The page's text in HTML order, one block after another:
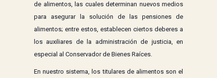
de alimentos, las cuales determinan nuevos medios
para asegurar la solución de las pensiones de
alimentos; entre estos, establecen ciertos deberes a
los auxiliares de la administración de justicia, en
especial al Conservador de Bienes Raíces.
En nuestro sistema, los titulares de alimentos son el